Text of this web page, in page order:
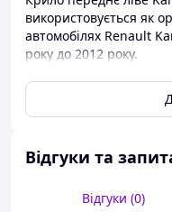
використовується як
автомобілях Renault
року до 2012 року.
Кузові запчастини
показники якості,
також висока якість
номера запчастини
точно підібрати для
Відгуки та
Відгуки (0)